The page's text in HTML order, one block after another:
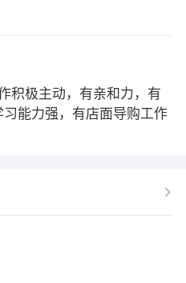
积极主动，有亲和力，有
能力强，有店面导购工作